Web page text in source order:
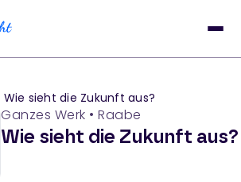
Wie sieht die Zukunft aus?
Ganzes Werk • Raabe
Wie sieht die Zukunft aus?